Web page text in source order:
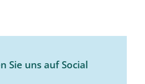
Sie uns auf Social